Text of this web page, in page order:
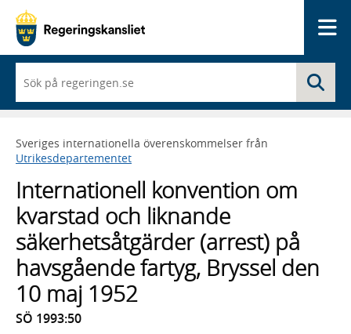
du
börjar
skriva
framträder
en
med
sökförslag
Sveriges internationella överenskommelser från
Utrikesdepartementet
Internationell konvention om
kvarstad och liknande
säkerhetsåtgärder (arrest) på
havsgående fartyg, Bryssel den
10 maj 1952
SÖ 1993:50